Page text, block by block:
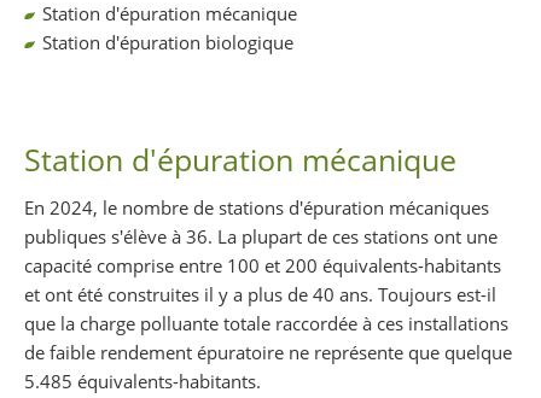
Station d'épuration mécanique
Station d'épuration biologique
Station d'épuration mécanique
En 2024, le nombre de stations d'épuration mécaniques
publiques s'élève à 36. La plupart de ces stations ont une
capacité comprise entre 100 et 200 équivalents-habitants
et ont été construites il y a plus de 40 ans. Toujours est-il
que la charge polluante totale raccordée à ces installations
de faible rendement épuratoire ne représente que quelque
5.485 équivalents-habitants.